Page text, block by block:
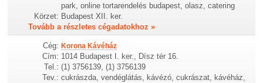
park, online tortarendelés budapest, olasz, catering
Körzet: Budapest XII. ker.
Tovább a részletes cégadatokhoz »
Cég: Korona Kávéház
Cím: 1014 Budapest I. ker., Dísz tér 16.
Tel.: (1) 3756139, (1) 3756139
Tev.: cukrászda, vendéglátás, kávézó, cukrászat, kávéház,